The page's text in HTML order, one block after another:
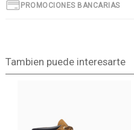
PROMOCIONES BANCARIAS
Tambien puede interesarte